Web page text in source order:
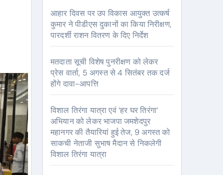
आहार दिवस पर उप विकास आयुक्त उत्कर्ष
कुमार ने पीडीएस दुकानों का किया निरीक्षण,
पारदर्शी राशन वितरण के दिए निर्देश
मतदाता सूची विशेष पुनरीक्षण को लेकर
प्रेस वार्ता, 5 अगस्त से 4 सितंबर तक दर्ज
होंगे दावा-आपत्ति
विशाल तिरंगा यात्रा एवं ‘हर घर तिरंगा’
अभियान को लेकर भाजपा जमशेदपुर
महानगर की तैयारियां हुई तेज, 9 अगस्त को
साकची नेताजी सुभाष मैदान से निकलेगी
विशाल तिरंगा यात्रा